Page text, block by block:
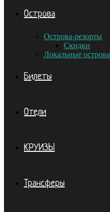
Острова
Острова-резорты
Скидки
Локальные острова
Билеты
Отели
КРУИЗЫ
Трансферы